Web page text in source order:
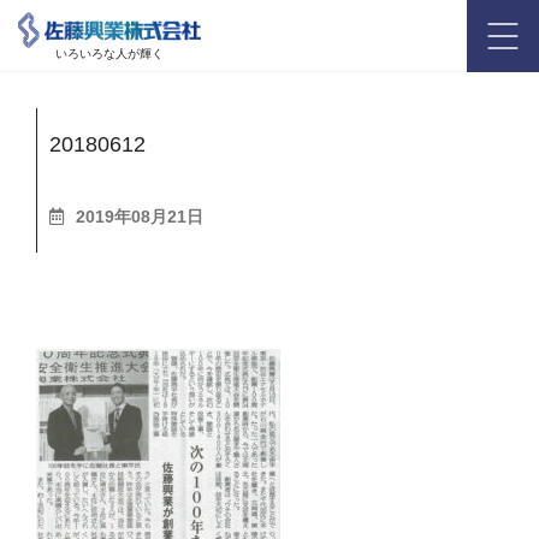
いろいろな人が輝く
20180612
2019年08月21日